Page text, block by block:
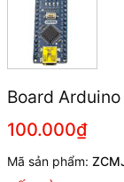
Board Arduino
100.000₫
Mã sản phẩm: